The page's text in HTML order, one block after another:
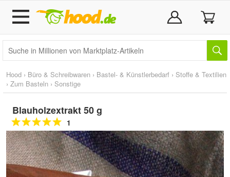
Hood › Büro & Schreibwaren › Bastel- & Künstlerbedarf › Stoffe & Textilien
› Zum Basteln › Sonstige
Blauholzextrakt 50 g
1